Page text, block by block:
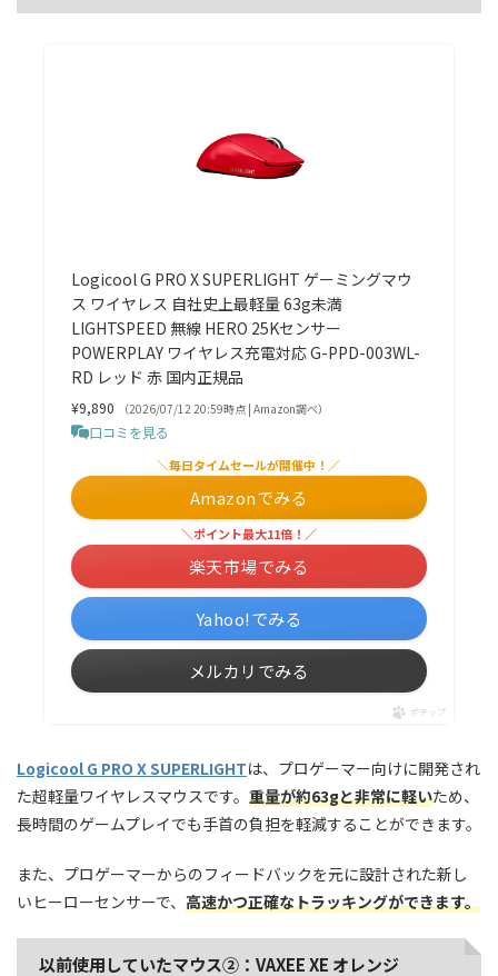
Logicool G PRO X SUPERLIGHT ゲーミングマウ
ス ワイヤレス 自社史上最軽量 63g未満
LIGHTSPEED 無線 HERO 25Kセンサー
POWERPLAY ワイヤレス充電対応 G-PPD-003WL-
RD レッド 赤 国内正規品
¥9,890 （2026/07/12 20:59時点 | Amazon調べ）
口コミを見る
＼毎日タイムセールが開催中！／
Amazonでみる
＼ポイント最大11倍！／
楽天市場でみる
Yahoo!でみる
メルカリでみる
ポチップ
Logicool G PRO X SUPERLIGHTは、プロゲーマー向けに開発され
た超軽量ワイヤレスマウスです。 重量が約63gと非常に軽いため、
長時間のゲームプレイでも手首の負担を軽減することができます。
また、プロゲーマーからのフィードバックを元に設計された新し
いヒーローセンサーで、 高速かつ正確なトラッキングができます。
以前使用していたマウス②：VAXEE XE オレンジ